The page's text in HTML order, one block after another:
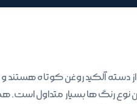
از دسته آلکید روغن کوتاه
نوع رنگ ها بسیار متداول است.